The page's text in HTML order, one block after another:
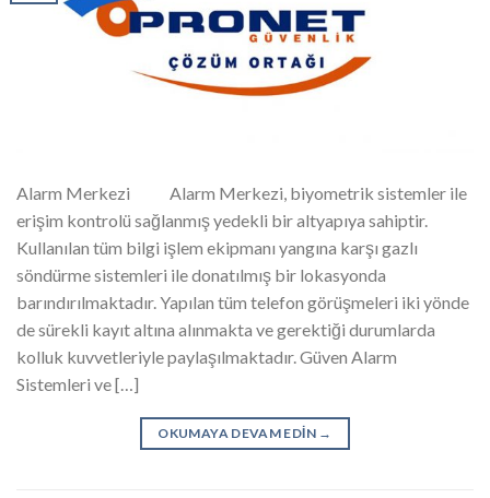
Alarm Merkezi Alarm Merkezi, biyometrik sistemler ile
erişim kontrolü sağlanmış yedekli bir altyapıya sahiptir.
Kullanılan tüm bilgi işlem ekipmanı yangına karşı gazlı
söndürme sistemleri ile donatılmış bir lokasyonda
barındırılmaktadır. Yapılan tüm telefon görüşmeleri iki yönde
de sürekli kayıt altına alınmakta ve gerektiği durumlarda
kolluk kuvvetleriyle paylaşılmaktadır. Güven Alarm
Sistemleri ve […]
OKUMAYA DEVAM EDIN →